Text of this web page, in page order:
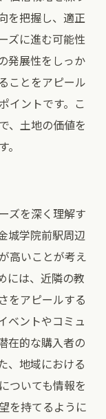
を把握し、適正
ズに進む可能性
発展性をしっか
ことをアピール
イントです。こ
、土地の価値を
ズを深く理解す
城学院前駅周辺
高いことが考え
には、近隣の教
をアピールする
ベントやコミュ
在的な購入者の
、地域における
ついても情報を
を持てるように